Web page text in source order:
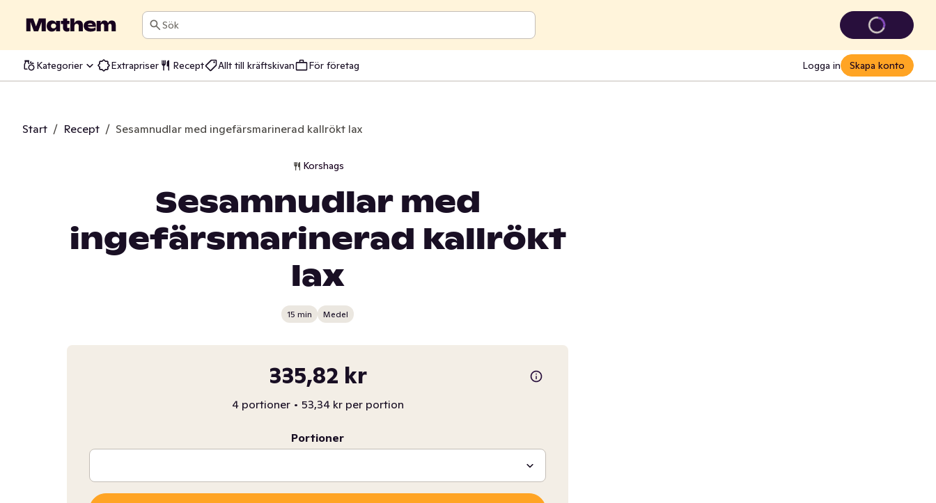
Sök
Kategorier Extrapriser Recept Allt till kräftskivan För företag Logga in Skapa konto
Start / Recept / Sesamnudlar med ingefärsmarinerad kallrökt lax
Korshags
Sesamnudlar med
ingefärsmarinerad kallrökt
lax
15 min Medel
335,82 kr
4 portioner • 53,34 kr per portion
Portioner